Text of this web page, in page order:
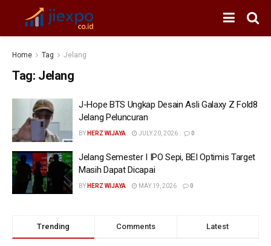
Home Tag Jelang
Tag: Jelang
J-Hope BTS Ungkap Desain Asli Galaxy Z Fold8
Jelang Peluncuran
BY HERZ WIJAYA JULY 20, 2026 0
Jelang Semester I IPO Sepi, BEI Optimis Target
Masih Dapat Dicapai
BY HERZ WIJAYA MAY 19, 2026 0
Trending Comments Latest